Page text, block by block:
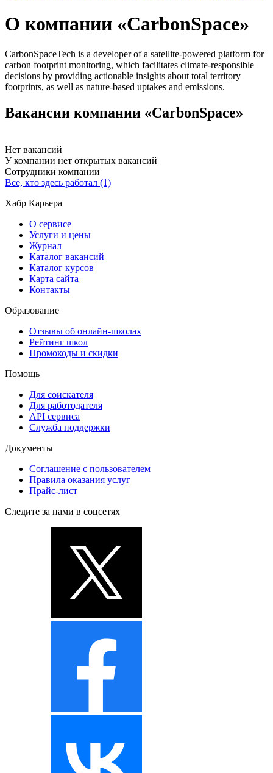
О компании «CarbonSpace»
CarbonSpaceTech is a developer of a satellite-powered platform for
carbon footprint monitoring, which facilitates climate-responsible
decisions by providing actionable insights about total territory
footprints, as well as nature-based uptakes and emissions.
Вакансии компании «CarbonSpace»
Нет вакансий
У компании нет открытых вакансий
Сотрудники компании
Все, кто здесь работал (1)
Хабр Карьера
О сервисе
Услуги и цены
Журнал
Каталог вакансий
Каталог курсов
Карта сайта
Контакты
Образование
Отзывы об онлайн-школах
Рейтинг школ
Промокоды и скидки
Помощь
Для соискателя
Для работодателя
API сервиса
Служба поддержки
Документы
Соглашение с пользователем
Правила оказания услуг
Прайс-лист
Следите за нами в соцсетях